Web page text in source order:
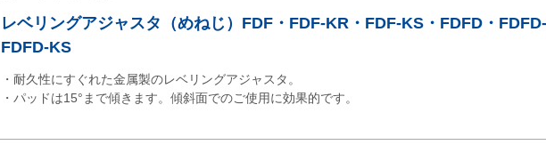
レベリングアジャスタ（めねじ）FDF・FDF-KR・FDF-KS・FDFD・
FDFD-KS
・耐久性にすぐれた金属製のレベリングアジャスタ。
・パッドは15°まで傾きます。傾斜面でのご使用に効果的です。